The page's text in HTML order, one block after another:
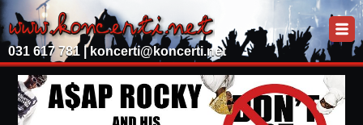
031 617 781 | koncerti@koncerti.net